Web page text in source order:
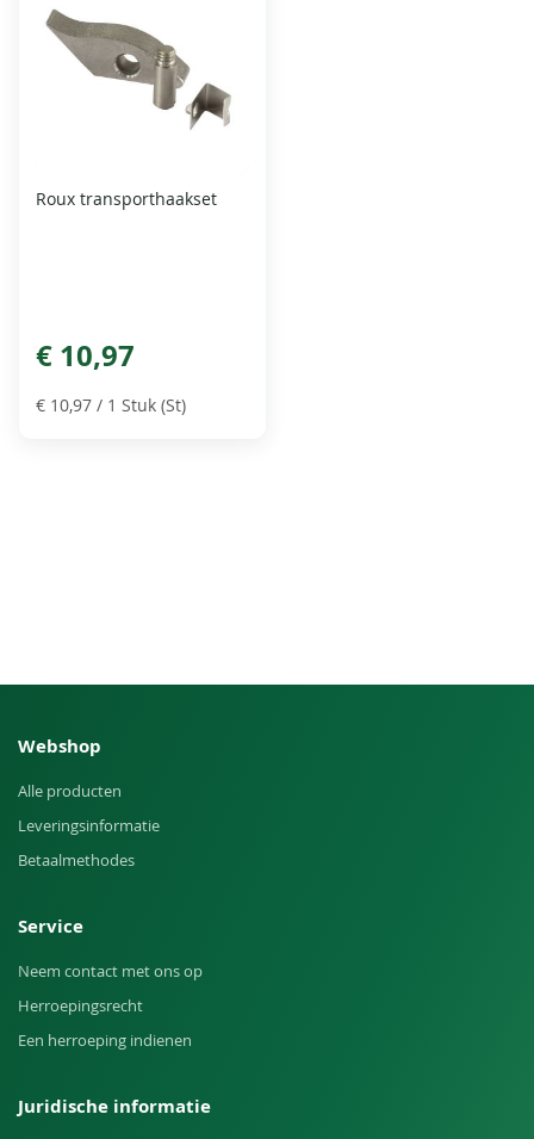
Roux transporthaakset
€ 10,97
€ 10,97 / 1 Stuk (St)
Webshop
Alle producten
Leveringsinformatie
Betaalmethodes
Service
Neem contact met ons op
Herroepingsrecht
Een herroeping indienen
Juridische informatie